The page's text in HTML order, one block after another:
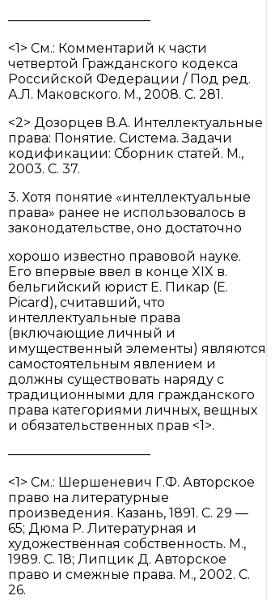
———————————
<1> См.: Комментарий к части
четвертой Гражданского кодекса
Российской Федерации / Под ред.
А.Л. Маковского. М., 2008. С. 281.
<2> Дозорцев В.А. Интеллектуальные
права: Понятие. Система. Задачи
кодификации: Сборник статей. М.,
2003. С. 37.
3. Хотя понятие «интеллектуальные
права» ранее не использовалось в
законодательстве, оно достаточно
хорошо известно правовой науке.
Его впервые ввел в конце XIX в.
бельгийский юрист Е. Пикар (E.
Picard), считавший, что
интеллектуальные права
(включающие личный и
имущественный элементы) являются
самостоятельным явлением и
должны существовать наряду с
традиционными для гражданского
права категориями личных, вещных
и обязательственных прав <1>.
———————————
<1> См.: Шершеневич Г.Ф. Авторское
право на литературные
произведения. Казань, 1891. С. 29 —
65; Дюма Р. Литературная и
художественная собственность. М.,
1989. С. 18; Липцик Д. Авторское
право и смежные права. М., 2002. С.
26.